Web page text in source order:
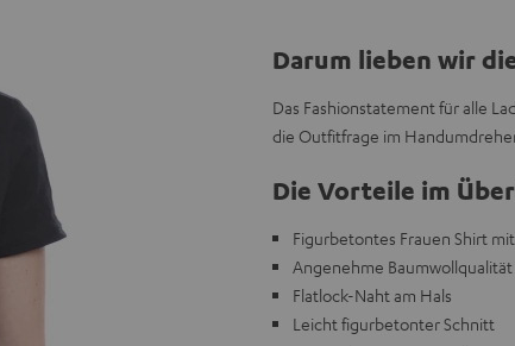
Darum lieben wir
Das Fashionstatement für alle
die Outfitfrage im
Die Vorteile im
Figurbetontes Frauen Shirt
Angenehme
Flatlock-Naht am Hals
Leicht figurbetonter Schnitt